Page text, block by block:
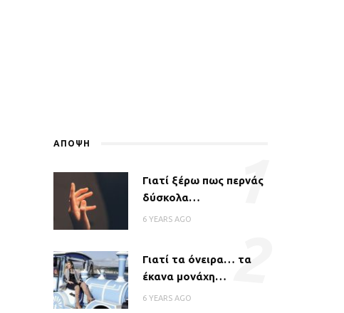
ΑΠΟΨΗ
Γιατί ξέρω πως περνάς
δύσκολα…
6 YEARS AGO
1
Γιατί τα όνειρα… τα
έκανα μονάχη…
6 YEARS AGO
2